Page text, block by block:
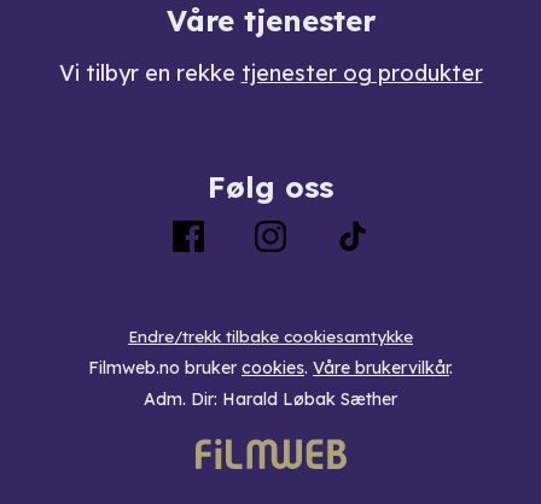
Våre tjenester
Vi tilbyr en rekke tjenester og produkter
Følg oss
Endre/trekk tilbake cookiesamtykke
Filmweb.no bruker cookies. Våre brukervilkår.
Adm. Dir: Harald Løbak Sæther